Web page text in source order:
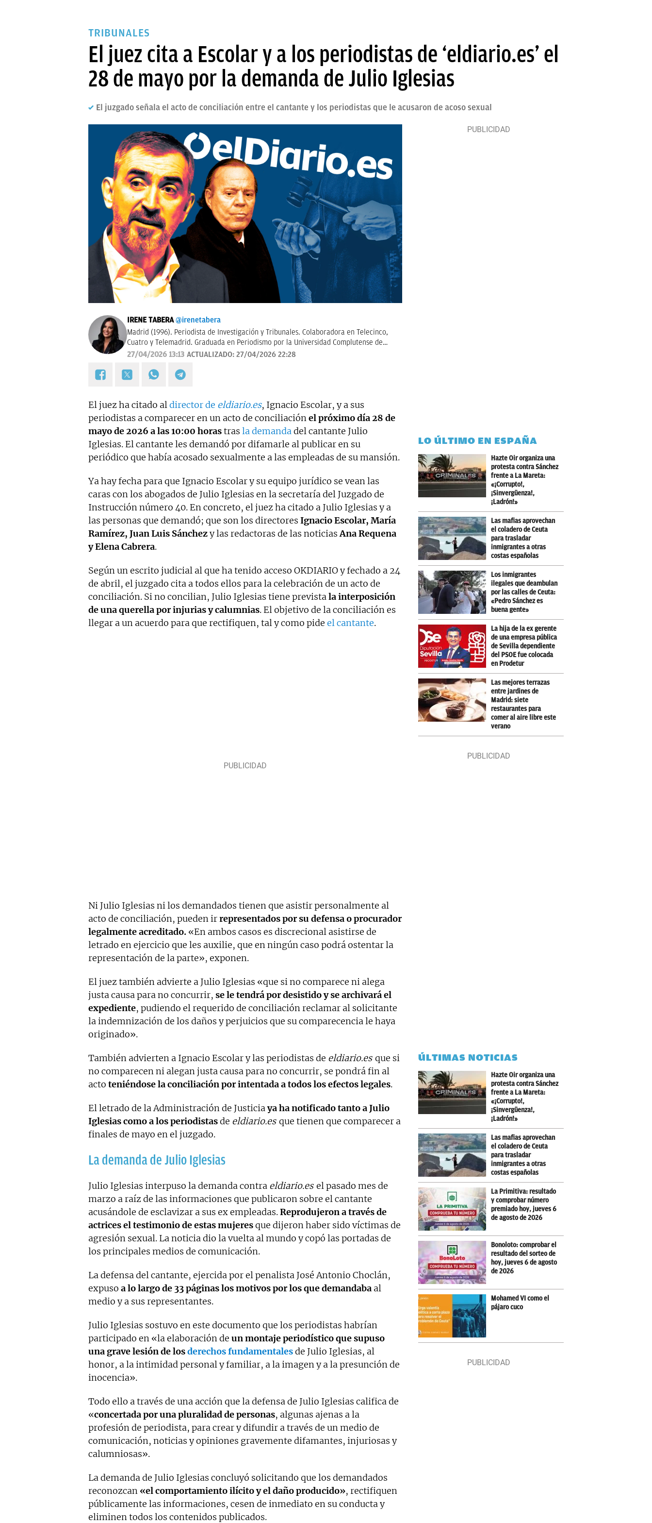
TRIBUNALES
El juez cita a Escolar y a los periodistas de ‘eldiario.es’ el
28 de mayo por la demanda de Julio Iglesias
El juzgado señala el acto de conciliación entre el cantante y los periodistas que le acusaron de acoso sexual
IRENE TABERA @irenetabera
Madrid (1996). Periodista de Investigación y Tribunales. Colaboradora en Telecinco,
Cuatro y Telemadrid. Graduada en Periodismo por la Universidad Complutense de
Madrid y máster en Televisión por la Universidad Católica de Milán. Anteriormente
27/04/2026 13:13 ACTUALIZADO: 27/04/2026 22:28
El juez ha citado al director de eldiario.es, Ignacio Escolar, y a sus
periodistas a comparecer en un acto de conciliación el próximo día 28 de
mayo de 2026 a las 10:00 horastras la demanda del cantante Julio
Iglesias. El cantante les demandó por difamarle al publicar en su
periódico que había acosado sexualmente a las empleadas de su mansión.
Ya hay fecha para que Ignacio Escolar y su equipo jurídico se vean las
caras con los abogados de Julio Iglesias en la secretaría del Juzgado de
Instrucción número 40. En concreto, el juez ha citado a Julio Iglesias y a
las personas que demandó; que son los directores Ignacio Escolar, María
Ramírez, Juan Luis Sánchezy las redactoras de las noticias Ana Requena
y Elena Cabrera.
Según un escrito judicial al que ha tenido acceso OKDIARIO y fechado a 24
de abril, el juzgado cita a todos ellos para la celebración de un acto de
conciliación. Si no concilian, Julio Iglesias tiene prevista la interposición
de una querella por injurias y calumnias. El objetivo de la conciliación es
llegar a un acuerdo para que rectifiquen, tal y como pide el cantante.
Ni Julio Iglesias ni los demandados tienen que asistir personalmente al
acto de conciliación, pueden irrepresentados por su defensa o procurador
legalmente acreditado. «En ambos casos es discrecional asistirse de
letrado en ejercicio que les auxilie, que en ningún caso podrá ostentar la
representación de la parte», exponen.
El juez también advierte a Julio Iglesias «que si no comparece ni alega
justa causa para no concurrir, se le tendrá por desistido y se archivará el
expediente, pudiendo el requerido de conciliación reclamar al solicitante
la indemnización de los daños y perjuicios que su comparecencia le haya
originado».
También advierten a Ignacio Escolar y las periodistas de eldiario.es que si
no comparecen ni alegan justa causa para no concurrir, se pondrá fin al
acto teniéndose la conciliación por intentada a todos los efectos legales.
El letrado de la Administración de Justiciaya ha notificado tanto a Julio
Iglesias como a los periodistasde eldiario.es que tienen que comparecer a
finales de mayo en el juzgado.
La demanda de Julio Iglesias
Julio Iglesias interpuso la demanda contra eldiario.es el pasado mes de
marzo a raíz de las informaciones que publicaron sobre el cantante
acusándole de esclavizar a sus ex empleadas.Reprodujeron a través de
actrices el testimonio de estas mujeresque dijeron haber sido víctimas de
agresión sexual. La noticia dio la vuelta al mundo y copó las portadas de
los principales medios de comunicación.
La defensa del cantante, ejercida por el penalista José Antonio Choclán,
expuso a lo largo de 33 páginas los motivos por los que demandaba al
medio y a sus representantes.
Julio Iglesias sostuvo en este documento que los periodistas habrían
participado en «la elaboración de un montaje periodístico que supuso
una grave lesión de losderechos fundamentalesde Julio Iglesias, al
honor, a la intimidad personal y familiar, a la imagen y a la presunción de
inocencia».
Todo ello a través de una acción que la defensa de Julio Iglesias califica de
«concertada por una pluralidad de personas, algunas ajenas a la
profesión de periodista, para crear y difundir a través de un medio de
comunicación, noticias y opiniones gravemente difamantes, injuriosas y
calumniosas».
La demanda de Julio Iglesias concluyó solicitando que los demandados
reconozcan «el comportamiento ilícito y el daño producido», rectifiquen
públicamente las informaciones, cesen de inmediato en su conducta y
eliminen todos los contenidos publicados.
LO ÚLTIMO EN ESPAÑA
Hazte Oir organiza una
protesta contra Sánchez
frente a La Mareta:
«¡Corrupto!,
¡Sinvergüenza!,
¡Ladrón!»
Las mafias aprovechan
el coladero de Ceuta
para trasladar
inmigrantes a otras
costas españolas
Los inmigrantes
ilegales que deambulan
por las calles de Ceuta:
«Pedro Sánchez es
buena gente»
La hija de la ex gerente
de una empresa pública
de Sevilla dependiente
del PSOE fue colocada
en Prodetur
Las mejores terrazas
entre jardines de
Madrid: siete
restaurantes para
comer al aire libre este
verano
ÚLTIMAS NOTICIAS
Hazte Oir organiza una
protesta contra Sánchez
frente a La Mareta:
«¡Corrupto!,
¡Sinvergüenza!,
¡Ladrón!»
Las mafias aprovechan
el coladero de Ceuta
para trasladar
inmigrantes a otras
costas españolas
La Primitiva: resultado
y comprobar número
premiado hoy, jueves 6
de agosto de 2026
Bonoloto: comprobar el
resultado del sorteo de
hoy, jueves 6 de agosto
de 2026
Mohamed VI como el
pájaro cuco